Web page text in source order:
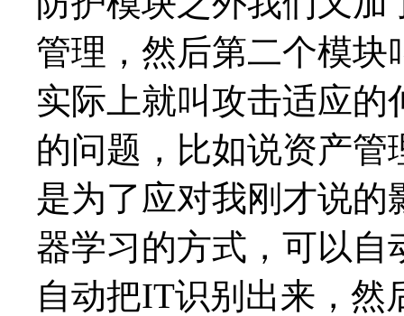
管理，然后第二个模块
实际上就叫攻击适应
的问题，比如说资产
是为了应对我刚才说
器学习的方式，可以自
自动把IT识别出来，然